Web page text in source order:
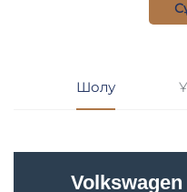
Шолу
Volkswagen